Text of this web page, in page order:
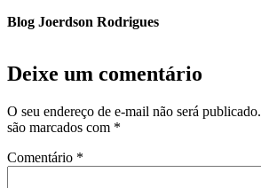
Blog Joerdson Rodrigues
Deixe um comentário
O seu endereço de e-mail não será publicado.
são marcados com *
Comentário *